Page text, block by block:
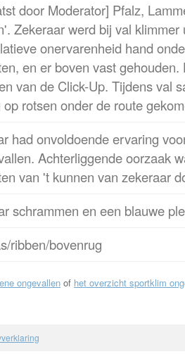
door Moderator] Pfalz,
Zekeraar werd bij val
onervarenheid hand
en er boven vast gehouden.
van de Click-Up. Tijdens val
op rotsen onder de route
had onvoldoende ervaring
Achterliggende oorzaak
van 't kunnen van zekeraar
schrammen en een blauwe
ribben/bovenrug
ongevallen of het overzicht sportklim